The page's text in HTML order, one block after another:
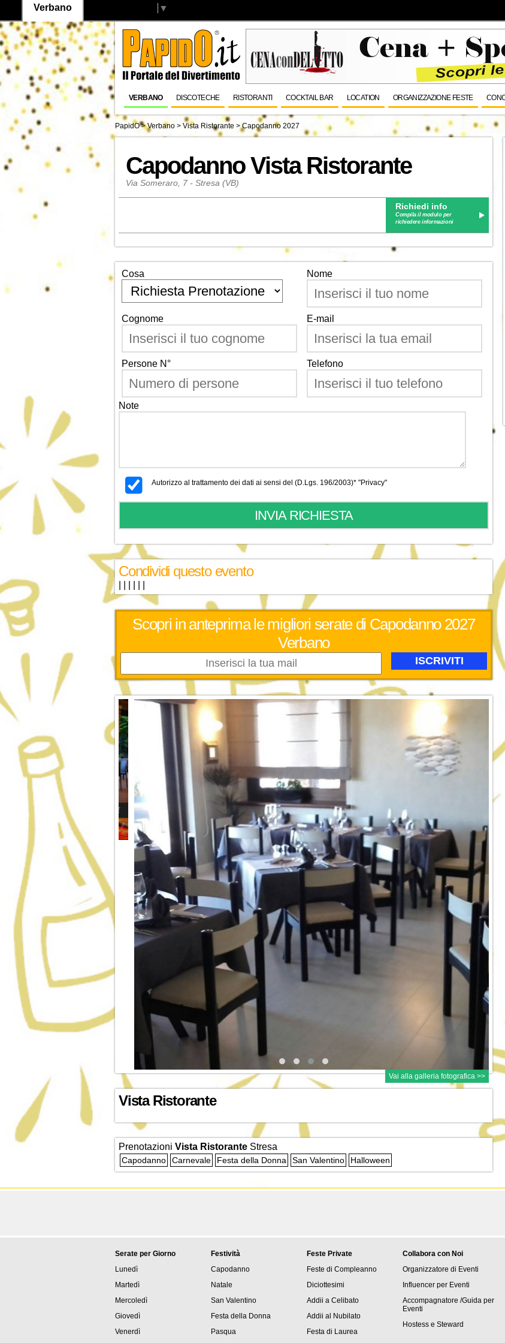
Verbano ▼
VERBANO DISCOTECHE RISTORANTI COCKTAIL BAR LOCATION ORGANIZZAZIONE FESTE
PapidO>Verbano > Vista Ristorante >Capodanno 2027
Capodanno Vista Ristorante
Via Someraro, 7 - Stresa (VB)
Richiedi info
Compila il modulo per
richiedere informazioni
Cosa Nome
Cognome E-mail
Persone N° Telefono
Note
Autorizzo al trattamento dei dati ai sensi del (D.Lgs. 196/2003)* "Privacy"
Condividi questo evento
Scopri in anteprima le migliori serate di Capodanno 2027
Verbano
Vai alla galleria fotografica >>
Vista Ristorante
Prenotazioni Vista Ristorante Stresa
Capodanno Carnevale Festa della Donna San Valentino Halloween
Serate per Giorno
Lunedì
Martedì
Mercoledì
Giovedì
Venerdì
Festività
Capodanno
Natale
San Valentino
Festa della Donna
Pasqua
Feste Private
Feste di Compleanno
Diciottesimi
Addii a Celibato
Addii al Nubilato
Festa di Laurea
Collabora con Noi
Organizzatore di Eventi
Influencer per Eventi
Accompagnatore /Guida per
Eventi
Hostess e Steward